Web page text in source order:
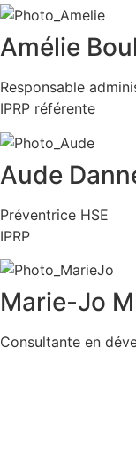
Amélie
Responsable
IPRP référente
Aude
Préventrice HSE
IPRP
Marie-Jo
Consultante en